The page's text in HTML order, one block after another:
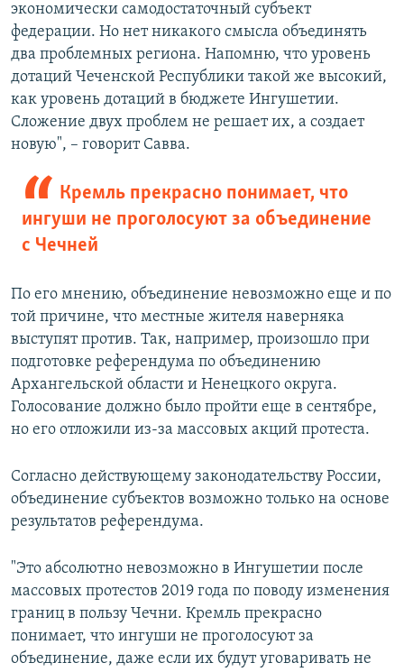
экономически самодостаточный субъект
федерации. Но нет никакого смысла объединять
два проблемных региона. Напомню, что уровень
дотаций Чеченской Республики такой же высокий,
как уровень дотаций в бюджете Ингушетии.
Сложение двух проблем не решает их, а создает
новую", – говорит Савва.
Кремль прекрасно понимает, что
ингуши не проголосуют за объединение
с Чечней
По его мнению, объединение невозможно еще и по
той причине, что местные жителя наверняка
выступят против. Так, например, произошло при
подготовке референдума по объединению
Архангельской области и Ненецкого округа.
Голосование должно было пройти еще в сентябре,
но его отложили из-за массовых акций протеста.
Согласно действующему законодательству России,
объединение субъектов возможно только на основе
результатов референдума.
"Это абсолютно невозможно в Ингушетии после
массовых протестов 2019 года по поводу изменения
границ в пользу Чечни. Кремль прекрасно
понимает, что ингуши не проголосуют за
объединение, даже если их будут уговаривать не